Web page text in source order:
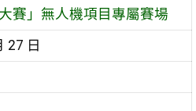
賽」無人機項目專屬賽場
27 日